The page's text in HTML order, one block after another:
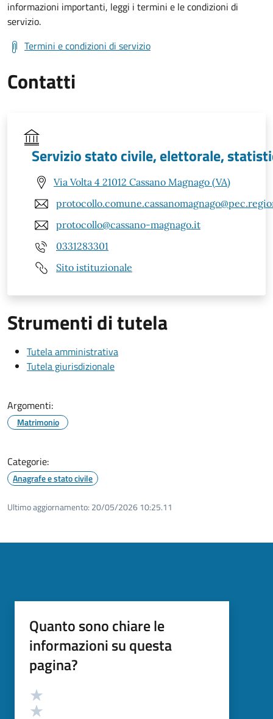
informazioni importanti, leggi i termini e le condizioni di
servizio.
Termini e condizioni di servizio
Contatti
Servizio stato civile, elettorale,
Via Volta 4 21012 Cassano Magnago (VA)
protocollo@cassano-magnago.it
0331283301
Sito istituzionale
Strumenti di tutela
Tutela amministrativa
Tutela giurisdizionale
Argomenti:
Matrimonio
Categorie:
Anagrafe e stato civile
Ultimo aggiornamento: 20/05/2026 10:25.11
Quanto sono chiare le
informazioni su questa
pagina?
Valutazione